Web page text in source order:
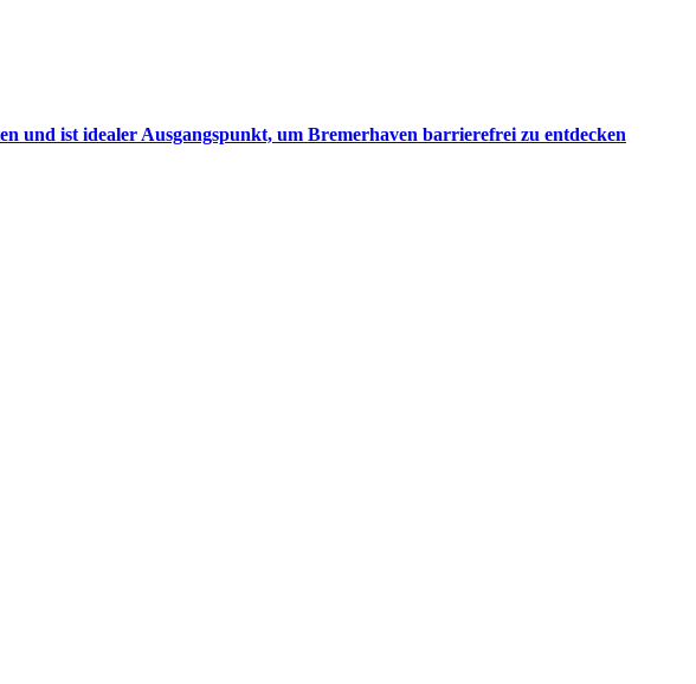
ist idealer Ausgangspunkt, um Bremerhaven barrierefrei zu entdecken